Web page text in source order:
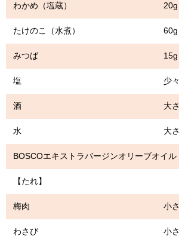
わかめ（塩蔵） 20g
たけのこ（水煮） 60g
みつば 15g（約10
塩 少々
酒 大さじ
水 大さじ2
BOSCOエキストラバージンオリーブ
【たれ】
梅肉 小さじ
わさび 小さ